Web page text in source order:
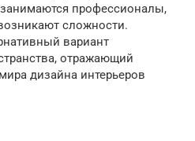
профессионалы,
сложности.
вариант
отражающий
дизайна интерьеров